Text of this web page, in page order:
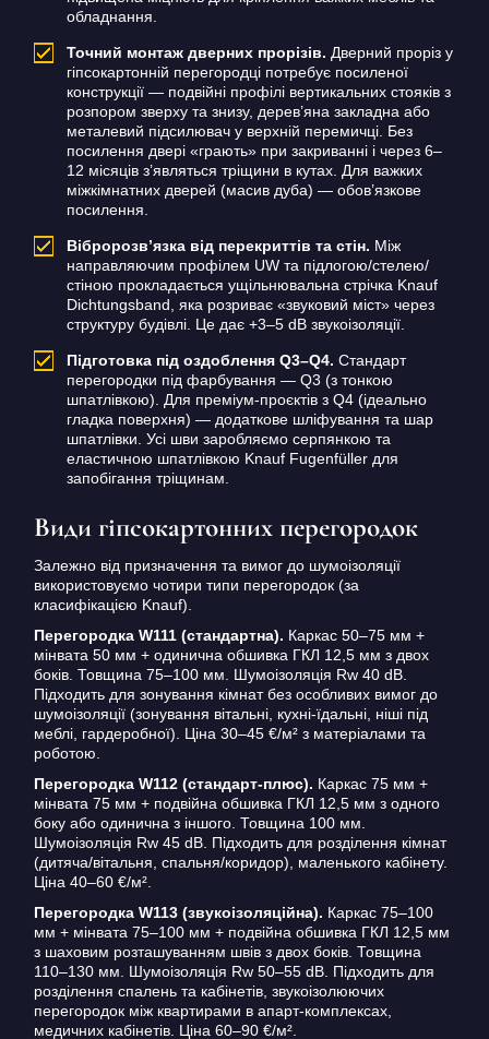
обладнання.
Точний монтаж дверних прорізів. Дверний проріз у
гіпсокартонній перегородці потребує посиленої
конструкції — подвійні профілі вертикальних стояків з
розпором зверху та знизу, дерев’яна закладна або
металевий підсилювач у верхній перемичці. Без
посилення двері «грають» при закриванні і через 6–
12 місяців з’являться тріщини в кутах. Для важких
міжкімнатних дверей (масив дуба) — обов’язкове
посилення.
Вібророзв’язка від перекриттів та стін. Між
направляючим профілем UW та підлогою/стелею/
стіною прокладається ущільнювальна стрічка Knauf
Dichtungsband, яка розриває «звуковий міст» через
структуру будівлі. Це дає +3–5 dB звукоізоляції.
Підготовка під оздоблення Q3–Q4. Стандарт
перегородки під фарбування — Q3 (з тонкою
шпатлівкою). Для преміум-проєктів з Q4 (ідеально
гладка поверхня) — додаткове шліфування та шар
шпатлівки. Усі шви заробляємо серпянкою та
еластичною шпатлівкою Knauf Fugenfüller для
запобігання тріщинам.
Види гіпсокартонних перегородок
Залежно від призначення та вимог до шумоізоляції
використовуємо чотири типи перегородок (за
класифікацією Knauf).
Перегородка W111 (стандартна). Каркас 50–75 мм +
мінвата 50 мм + одинична обшивка ГКЛ 12,5 мм з двох
боків. Товщина 75–100 мм. Шумоізоляція Rw 40 dB.
Підходить для зонування кімнат без особливих вимог до
шумоізоляції (зонування вітальні, кухні-їдальні, ніші під
меблі, гардеробної). Ціна 30–45 €/м² з матеріалами та
роботою.
Перегородка W112 (стандарт-плюс). Каркас 75 мм +
мінвата 75 мм + подвійна обшивка ГКЛ 12,5 мм з одного
боку або одинична з іншого. Товщина 100 мм.
Шумоізоляція Rw 45 dB. Підходить для розділення кімнат
(дитяча/вітальня, спальня/коридор), маленького кабінету.
Ціна 40–60 €/м².
Перегородка W113 (звукоізоляційна). Каркас 75–100
мм + мінвата 75–100 мм + подвійна обшивка ГКЛ 12,5 мм
з шаховим розташуванням швів з двох боків. Товщина
110–130 мм. Шумоізоляція Rw 50–55 dB. Підходить для
розділення спалень та кабінетів, звукоізолюючих
перегородок між квартирами в апарт-комплексах,
медичних кабінетів. Ціна 60–90 €/м².